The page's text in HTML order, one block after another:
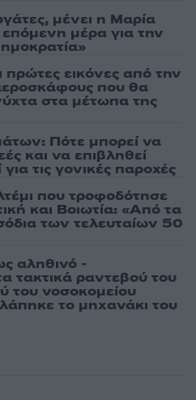
μένει η Μαρία
μέρα για την
εικόνες από την
που θα
στα μέτωπα της
Πότε μπορεί να
και να επιβληθεί
τις γονικές παροχές
που τροφοδότησε
και Βοιωτία: «Από τα
των τελευταίων 50
αληθινό -
τακτικά ραντεβού του
του νοσοκομείου
το μηχανάκι του